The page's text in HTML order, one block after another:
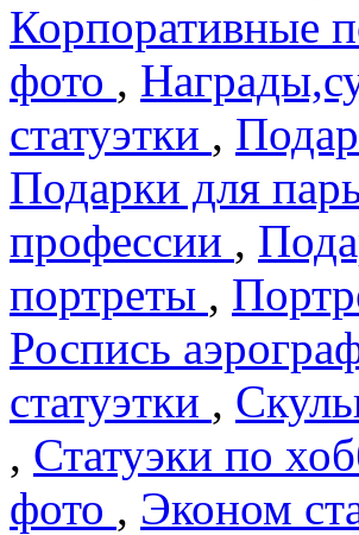
Корпоративные
фото ,
статуэтки ,
Подарки для
профеcсии ,
портреты ,
Роспись
статуэтки ,
, Статуэки по
фото , Эконом